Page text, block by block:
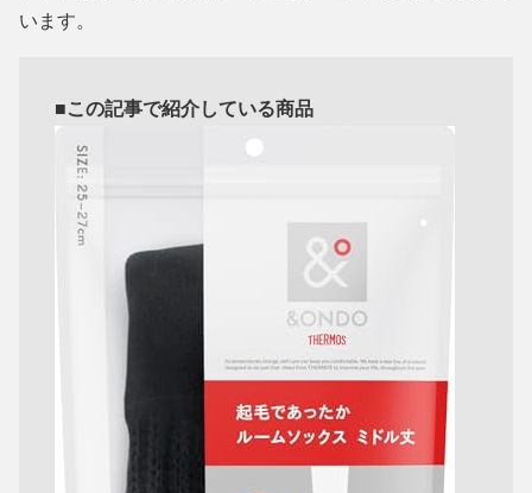
います。
■この記事で紹介している商品